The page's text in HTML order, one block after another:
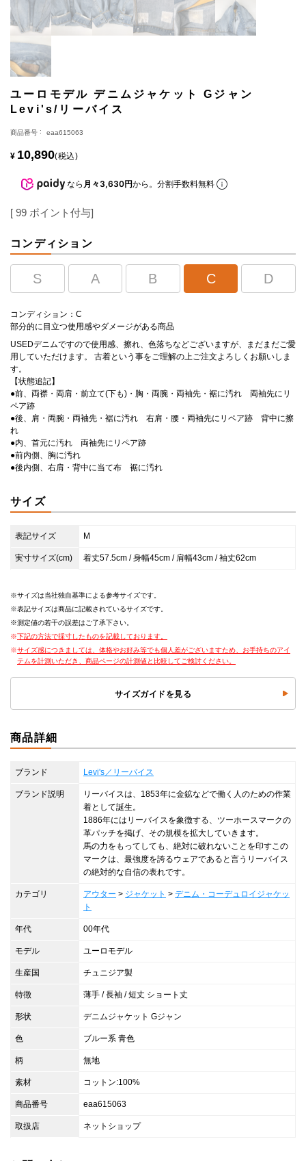
ユーロモデル デニムジャケット Gジャン
Levi's/リーバイス
商品番号 eaa615063
¥ 10,890 税込
なら 月々3,630円から。分割手数料無料
[ 99 ポイント付与]
コンディション
S A B C D
コンディション：C
部分的に目立つ使用感やダメージがある商品
USEDデニムですので使用感、擦れ、色落ちなどございますが、まだまだご愛
用していただけます。 古着という事をご理解の上ご注文よろしくお願いしま
す。
【状態追記】
●前、両襟・両肩・前立て(下も)・胸・両腕・両袖先・裾に汚れ 両袖先にリ
ペア跡
●後、肩・両腕・両袖先・裾に汚れ 右肩・腰・両袖先にリペア跡 背中に擦
れ
●内、首元に汚れ 両袖先にリペア跡
●前内側、胸に汚れ
●後内側、右肩・背中に当て布 裾に汚れ
サイズ
表記サイズ M
実寸サイズ(cm) 着丈57.5cm / 身幅45cm / 肩幅43cm / 袖丈62cm
サイズは当社独自基準による参考サイズです。
表記サイズは商品に記載されているサイズです。
測定値の若干の誤差はご了承下さい。
下記の方法で採寸したものを記載しております。
サイズ感につきましては、体格やお好み等でも個人差がございますため、お手持ちのアイ
テムを計測いただき、商品ページの計測値と比較してご検討ください。
サイズガイドを見る
商品詳細
ブランド Levi's／リーバイス
ブランド説明
リーバイスは、1853年に金鉱などで働く人のための作業
着として誕生。
1886年にはリーバイスを象徴する、ツーホースマークの
革パッチを掲げ、その規模を拡大していきます。
馬の力をもってしても、絶対に破れないことを印すこの
マークは、最強度を誇るウェアであると言うリーバイス
の絶対的な自信の表れです。
カテゴリ アウター > ジャケット > デニム・コーデュロイジャケッ
ト
年代 00年代
モデル ユーロモデル
生産国 チュニジア製
特徴 薄手 / 長袖 / 短丈 ショート丈
形状 デニムジャケット Gジャン
色 ブルー系 青色
柄 無地
素材 コットン:100%
商品番号 eaa615063
取扱店 ネットショップ